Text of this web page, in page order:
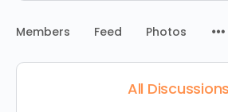
Members Feed Photos
All Discussions